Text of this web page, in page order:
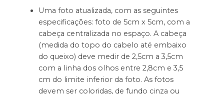
Uma foto atualizada, com as seguintes
especificações: foto de 5cm x 5cm, com a
cabeça centralizada no espaço. A cabeça
(medida do topo do cabelo até embaixo
do queixo) deve medir de 2,5cm a 3,5cm
com a linha dos olhos entre 2,8cm e 3,5
cm do limite inferior da foto. As fotos
devem ser coloridas, de fundo cinza ou